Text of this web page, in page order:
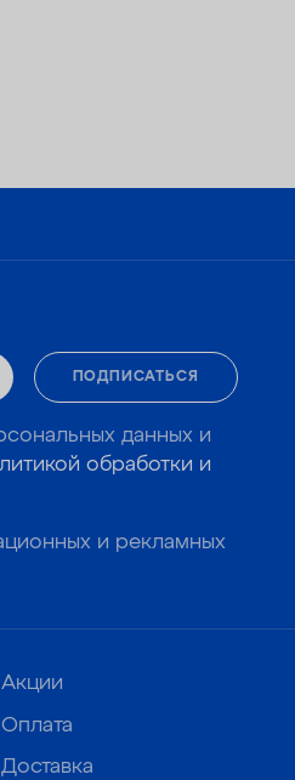
ПОДПИСАТЬСЯ
данных и
обработки и
и рекламных
Акции
Оплата
Доставка